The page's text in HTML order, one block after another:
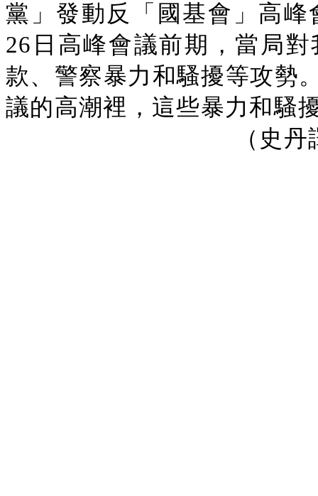
黨」發動反「國基會」高
26日高峰會議前期，當局
款、警察暴力和騷擾等攻勢
議的高潮裡，這些暴力和騷
（史